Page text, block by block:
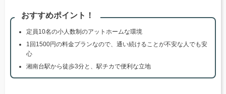
おすすめポイント！
定員10名の小人数制のアットホームな環境
1回1500円の料金プランなので、通い続けることが不安な人でも安
心
湘南台駅から徒歩3分と、駅チカで便利な立地